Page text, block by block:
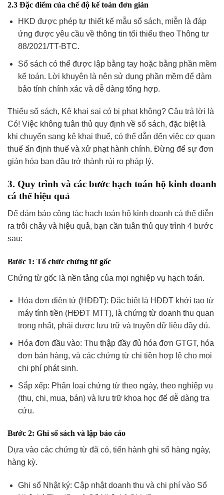
2.3 Đặc điểm của chế độ kế toán đơn giản
HKD được phép tự thiết kế mẫu sổ sách, miễn là đáp
ứng được yêu cầu về thông tin tối thiểu theo Thông tư
88/2021/TT-BTC.
Sổ sách có thể được lập bằng tay hoặc bằng phần mềm
kế toán. Lời khuyên là nên sử dụng phần mềm để đảm
bảo tính chính xác và dễ dàng tổng hợp.
Thiếu sổ sách, Kê khai sai có bị phạt không? Câu trả lời là
Có! Việc không tuân thủ quy định về sổ sách, đặc biệt là
khi chuyển sang kê khai thuế, có thể dẫn đến việc cơ quan
thuế ấn định thuế và xử phạt hành chính. Đừng để sự đơn
giản hóa ban đầu trở thành rủi ro pháp lý.
3. Quy trình và các bước hạch toán hộ kinh doanh
cá thể hiệu quả
Để đảm bảo công tác hạch toán hộ kinh doanh cá thể diễn
ra trôi chảy và hiệu quả, bạn cần tuân thủ quy trình 4 bước
sau:
Bước 1: Tổ chức chứng từ gốc
Chứng từ gốc là nền tảng của mọi nghiệp vụ hạch toán.
Hóa đơn điện tử (HĐĐT): Đặc biệt là HĐĐT khởi tạo từ
máy tính tiền (HĐĐT MTT), là chứng từ doanh thu quan
trọng nhất, phải được lưu trữ và truyền dữ liệu đầy đủ.
Hóa đơn đầu vào: Thu thập đầy đủ hóa đơn GTGT, hóa
đơn bán hàng, và các chứng từ chi tiền hợp lệ cho mọi
chi phí phát sinh.
Sắp xếp: Phân loại chứng từ theo ngày, theo nghiệp vụ
(thu, chi, mua, bán) và lưu trữ khoa học để dễ dàng tra
cứu.
Bước 2: Ghi sổ sách và lập báo cáo
Dựa vào các chứng từ đã có, tiến hành ghi sổ hàng ngày,
hàng kỳ.
Ghi sổ Nhật ký: Cập nhật doanh thu và chi phí vào Sổ